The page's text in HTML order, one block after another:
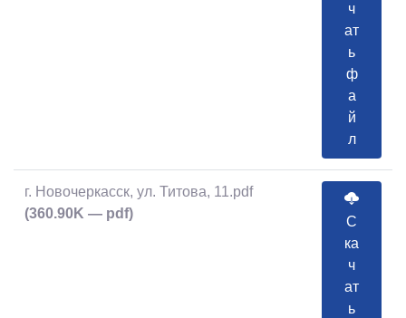
ч
ат
ь
ф
а
й
л
г. Новочеркасск, ул. Титова, 11.pdf
(360.90K — pdf)
С
ка
ч
ат
ь